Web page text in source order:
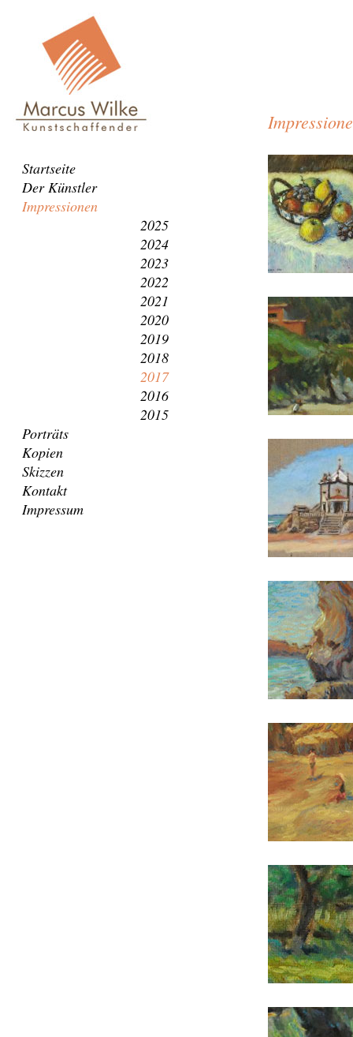
Navigation
überspringen
Startseite
Der Künstler
Impressionen
2025
2024
2023
2022
2021
2020
2019
2018
2017
2016
2015
Porträts
Kopien
Skizzen
Kontakt
Impressum